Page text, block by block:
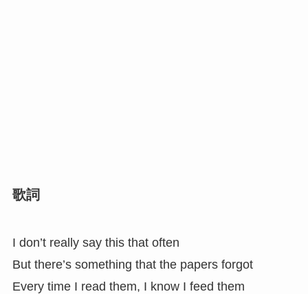
歌詞
I don’t really say this that often
But there’s something that the papers forgot
Every time I read them, I know I feed them